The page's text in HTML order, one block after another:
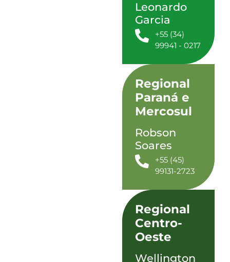
Leonardo
Garcia
+55 (34)
99941 - 0217
Regional
Paraná e
Mercosul
Robson
Soares
+55 (45)
99131-2723
Regional
Centro-
Oeste
Wellington